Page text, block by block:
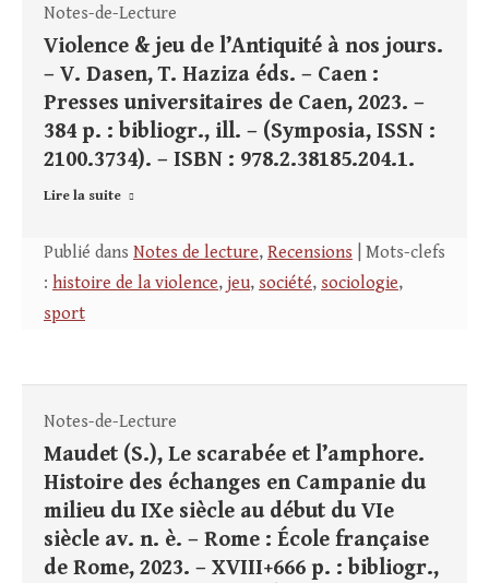
Notes-de-Lecture
Violence & jeu de l’Antiquité à nos jours.
– V. Dasen, T. Haziza éds. – Caen :
Presses universitaires de Caen, 2023. –
384 p. : bibliogr., ill. – (Symposia, ISSN :
2100.3734). – ISBN : 978.2.38185.204.1.
Lire la suite
Publié dans Notes de lecture, Recensions | Mots-clefs
: histoire de la violence, jeu, société, sociologie,
sport
Notes-de-Lecture
Maudet (S.), Le scarabée et l’amphore.
Histoire des échanges en Campanie du
milieu du IXe siècle au début du VIe
siècle av. n. è. – Rome : École française
de Rome, 2023. – XVIII+666 p. : bibliogr.,